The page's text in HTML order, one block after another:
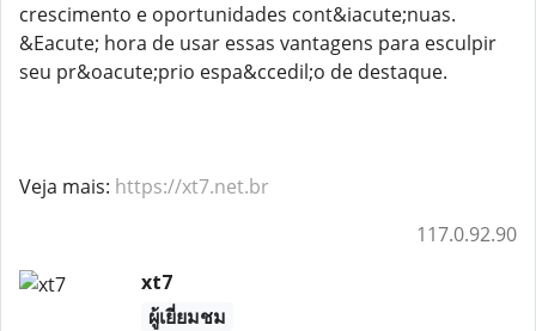
crescimento e oportunidades cont&iacute;nuas.
&Eacute; hora de usar essas vantagens para esculpir
seu pr&oacute;prio espa&ccedil;o de destaque.
Veja mais: https://xt7.net.br
117.0.92.90
xt7
ผู้เยี่ยมชม